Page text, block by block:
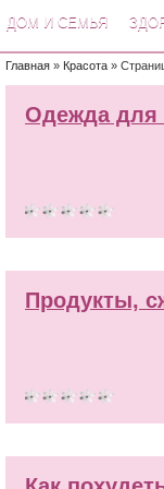
ДОМ И СЕМЬЯ
Главная » Красота »
Одежда
Продукты,